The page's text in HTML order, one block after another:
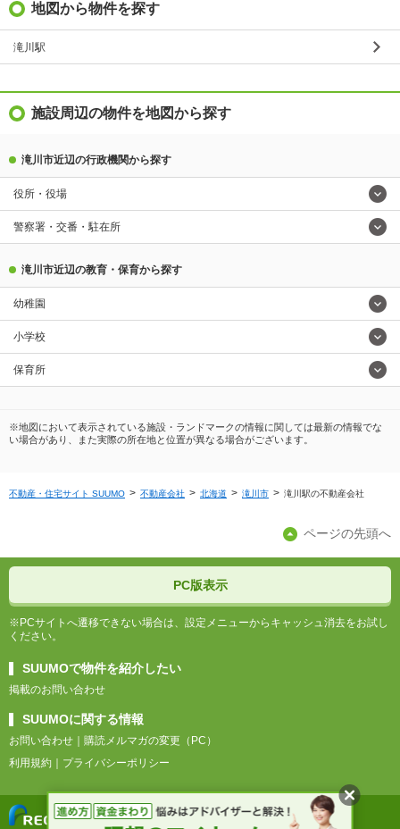
地図から物件を探す
滝川駅
施設周辺の物件を地図から探す
滝川市近辺の行政機関から探す
役所・役場
警察署・交番・駐在所
滝川市近辺の教育・保育から探す
幼稚園
小学校
保育所
※地図において表示されている施設・ランドマークの情報に関しては最新の情報でな
い場合があり、また実際の所在地と位置が異なる場合がございます。
不動産・住宅サイト SUUMO 不動産会社 北海道 滝川市 滝川駅の不動産会社
ページの先頭へ
PC版表示
※PCサイトへ遷移できない場合は、設定メニューからキャッシュ消去をお試し
ください。
SUUMOで物件を紹介したい
掲載のお問い合わせ
SUUMOに関する情報
お問い合わせ
購読メルマガの変更（PC）
利用規約
プライバシーポリシー